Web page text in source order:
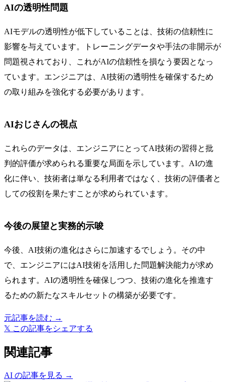
AIの透明性問題
AIモデルの透明性が低下していることは、技術の信頼性に
影響を与えています。トレーニングデータや手法の非開示が
問題視されており、これがAIの信頼性を損なう要因となっ
ています。エンジニアは、AI技術の透明性を確保するため
の取り組みを強化する必要があります。
AIおじさんの視点
これらのデータは、エンジニアにとってAI技術の習得と批
判的評価が求められる重要な局面を示しています。AIの進
化に伴い、技術者は単なる利用者ではなく、技術の評価者と
しての役割を果たすことが求められています。
今後の展望と実務的示唆
今後、AI技術の進化はさらに加速するでしょう。その中
で、エンジニアにはAI技術を活用した問題解決能力が求め
られます。AIの透明性を確保しつつ、技術の進化を推進す
るための新たなスキルセットの構築が必要です。
元記事を読む →
𝕏 この記事をシェアする
関連記事
AI の記事を見る →